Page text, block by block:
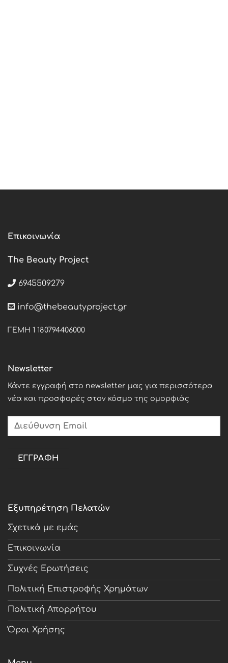
Επικοινωνία
The Beauty Project
6945509279
info@thebeautyproject.gr
ΓΕΜΗ 1 180794406000
Εξυπηρέτηση Πελατών
Σχετικά με εμάς
Επικοινωνία
Συχνές Ερωτήσεις
Πολιτική Επιστροφής Χρημάτων
Πολιτική Απορρήτου
Όροι Χρήσης
Newsletter
Κάντε εγγραφή στο newsletter μας για περισσότερα
νέα και προσφορές στον κόσμο της ομορφιάς